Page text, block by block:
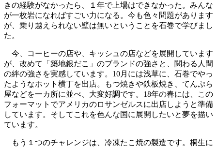
きの経験がなかったら、１年で上場はできなかった。みんな
が一枚岩になればすごい力になる。今も色々問題があります
が、乗り越えられない壁は無いということを石巻で学びまし
た。
今、コーヒーの店や、キッシュの店などを展開しています
が、改めて「築地銀だこ」のブランドの強さと、関わる人間
の絆の強さを実感しています。10月には浅草に、石巻でやっ
たようなホット横丁を出店。もつ焼きや鉄板焼き、てんぷら
屋などを一カ所に並べ、大変好調です。18年の春には、この
フォーマットでアメリカのロサンゼルスに出店しようと準備
しています。そしてこれを色んな国に展開したいと夢を描い
ています。
もう１つのチャレンジは、冷凍たこ焼の製造です。桐生に